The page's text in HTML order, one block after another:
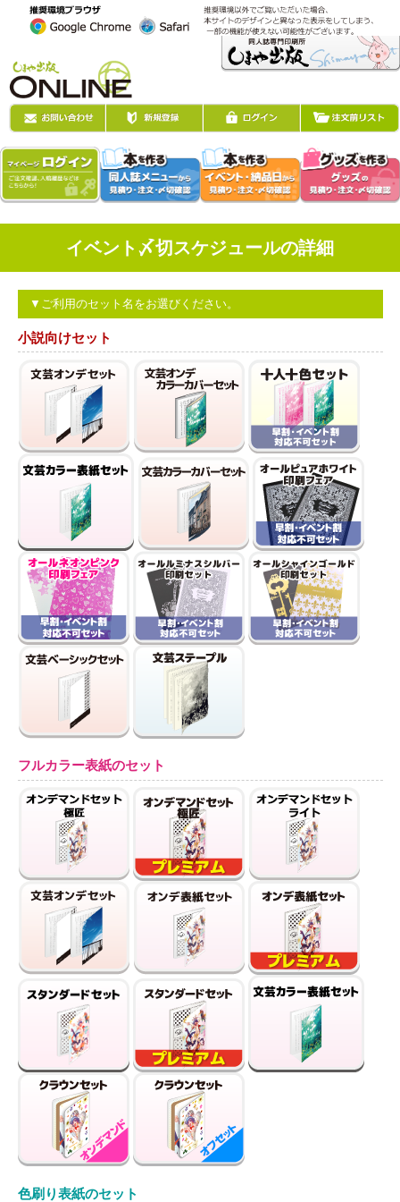
イベント〆切スケジュールの詳細
▼ご利用のセット名をお選びください。
小説向けセット
フルカラー表紙のセット
色刷り表紙のセット